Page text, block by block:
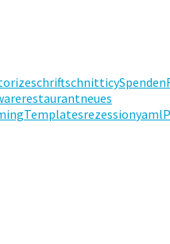
schriftschnitticySpenden
restaurantneues
Templatesrezessionyaml